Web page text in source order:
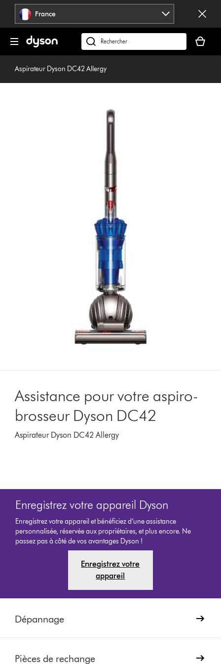
Sauter
pages
France
Rechercher
des
produits
panier
est
Aspirateur Dyson DC42 Allergy
Assistance pour votre aspiro-
brosseur Dyson DC42
Aspirateur Dyson DC42 Allergy
Enregistrez votre appareil Dyson
Enregistrez votre appareil et bénéficiez d’une assistance
personnalisée, réservée aux propriétaires, et plus encore. Ne
passez pas à côté de vos avantages Dyson !
Enregistrez votre
appareil
Dépannage
Pièces de rechange